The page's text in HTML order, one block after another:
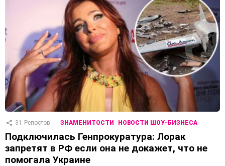
31 Репостов ЗНАМЕНИТОСТИ НОВОСТИ ШОУ-БИЗНЕСА
Подключилась Генпрокуратура: Лорак
запретят в РФ если она не докажет, что не
помогала Украине